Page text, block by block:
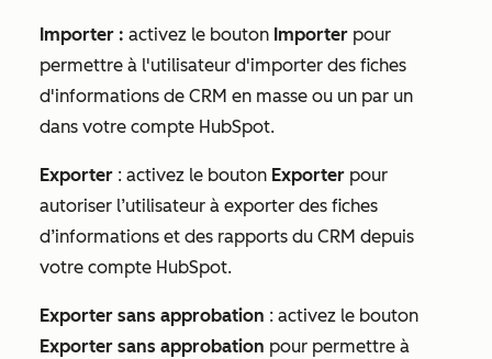
Importer : activez le bouton Importer pour
permettre à l'utilisateur d'importer des fiches
d'informations de CRM en masse ou un par un
dans votre compte HubSpot.
Exporter : activez le bouton Exporter pour
autoriser l’utilisateur à exporter des fiches
d’informations et des rapports du CRM depuis
votre compte HubSpot.
Exporter sans approbation : activez le bouton
Exporter sans approbation pour permettre à